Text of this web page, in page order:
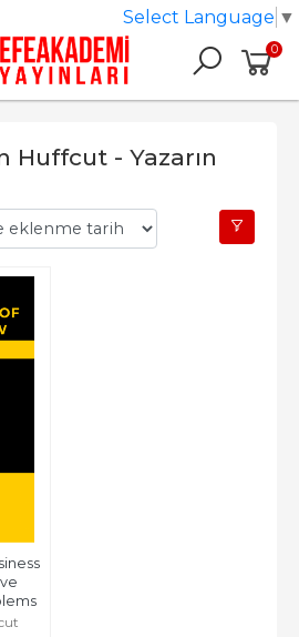
0
Huffcut - Yazarın
Select Language ▼